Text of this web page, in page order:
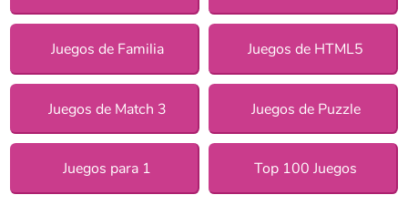
Juegos de Familia Juegos de HTML5
Juegos de Match 3 Juegos de Puzzle
Juegos para 1 Top 100 Juegos